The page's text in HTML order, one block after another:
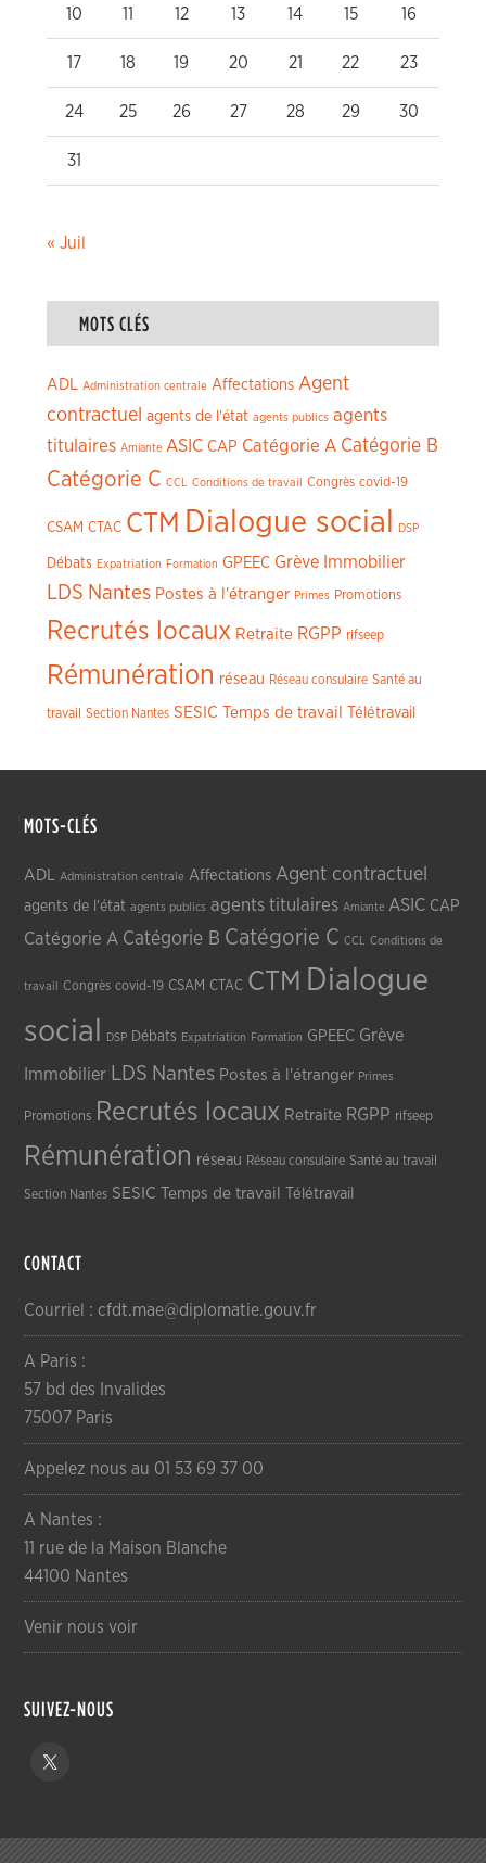
10 11 12 13 14 15 16
17 18 19 20 21 22 23
24 25 26 27 28 29 30
31
« Juil
MOTS CLÉS
ADL Administration centrale Affectations Agent
contractuel agents de l'état agents publics agents
titulaires Amiante ASIC CAP Catégorie A Catégorie B
Catégorie C CCL Conditions de travail Congrès covid-19
CSAM CTAC CTM Dialogue social DSP
Débats Expatriation Formation GPEEC Grève Immobilier
LDS Nantes Postes à l'étranger Primes Promotions
Recrutés locaux Retraite RGPP rifseep
Rémunération réseau Réseau consulaire Santé au
travail Section Nantes SESIC Temps de travail Télétravail
MOTS-CLÉS
ADL Administration centrale Affectations Agent contractuel
agents de l'état agents publics agents titulaires Amiante ASIC CAP
Catégorie A Catégorie B Catégorie C CCL Conditions de
travail Congrès covid-19 CSAM CTAC CTM Dialogue
social
DSP Débats Expatriation Formation GPEEC Grève
Immobilier LDS Nantes Postes à l'étranger Primes
Promotions Recrutés locaux Retraite RGPP rifseep
Rémunération réseau Réseau consulaire Santé au travail
Section Nantes SESIC Temps de travail Télétravail
CONTACT
Courriel : cfdt.mae@diplomatie.gouv.fr
A Paris :
57 bd des Invalides
75007 Paris
Appelez nous au 01 53 69 37 00
A Nantes :
11 rue de la Maison Blanche
44100 Nantes
Venir nous voir
SUIVEZ-NOUS